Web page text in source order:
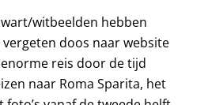
witbeelden hebben
doos naar website
reis door de tijd
naar Roma Sparita, het